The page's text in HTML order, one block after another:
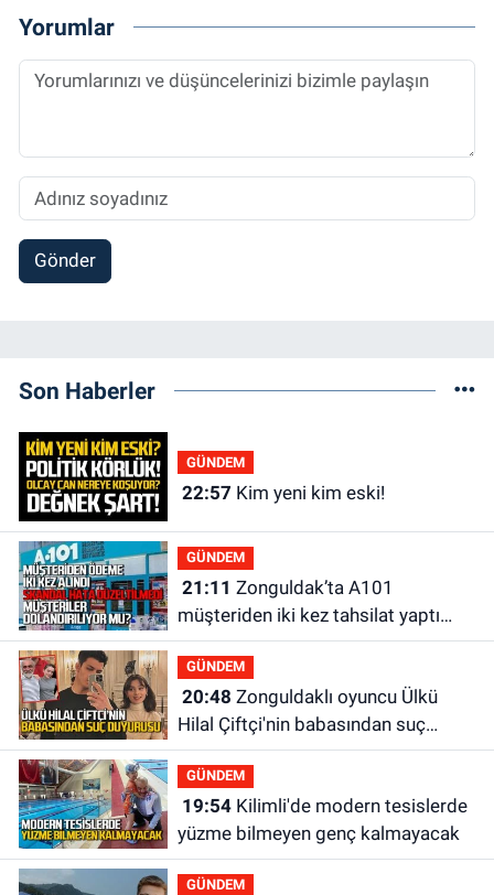
Yorumlar
Gönder
Son Haberler
GÜNDEM
22:57 Kim yeni kim eski!
GÜNDEM
21:11
müşteriden iki kez tahsilat yaptı
geri ödemiyor!
GÜNDEM
20:48
Hilal Çiftçi'nin babasından suç
duyurusu
GÜNDEM
19:54Kilimli'de modern tesislerde
yüzme bilmeyen genç kalmayacak
GÜNDEM